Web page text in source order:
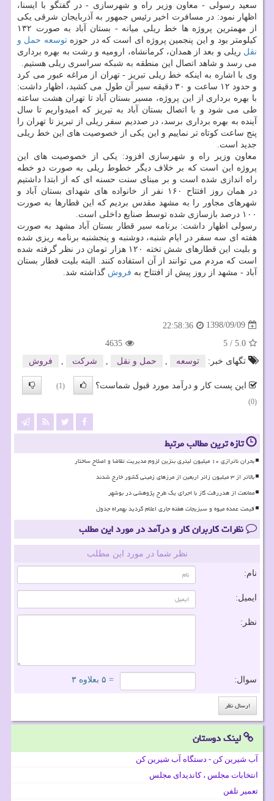
سعید رسولی - معاون وزیر راه و شهرسازی - در گفتگو با ایسنا،
اظهار نمود: در مسافرت اخیر رئیس جمهور به آذربایجان شرقی یكی
از مهمترین پروژه ها خط ریلی میانه - بستان آباد به صورت ۱۳۲
كیلومتر بود و این پنجمین پروژه ای است كه در حوزهتوسعه حمل و
نقل ریلی و بعد از همدان، كرمانشاه، ارومیه و رشت به بهره برداری
می رسد و شاهد اتصال این منطقه به شبكه سراسری ریلی هستیم.
وی با اشاره به اینكه خط ریلی تبریز - تهران از مراغه عبور می كرد
و حدود ۱۲ ساعت و ۳۰ دقیقه سیر آن طول می كشید، اظهار داشت:
با بهره برداری از این پروژه، مسیر بستان آباد تا تهران هشت ساعته
طی می شود و با اتصال بستان آباد به تبریز كه امیدواریم تا سال
آینده به بهره برداری برسد، در صددیم سفر ریلی از تبریز تا تهران را
پنج ساعت كوتاه تر نماییم و این یكی از خصوصیت های این خط ریلی
جدید است.
معاون وزیر راه و شهرسازی افزود: یكی از خصوصیت های این
پروژه این است كه بر خلاف دیگر خطوط ریلی به صورت دو خطه
راه اندازی شده است و بر مبنای سنت حسنه ای كه از ابتدا داشتیم
در همان روز افتتاح ۱۶۰ نفر از خانواده های شهدای بستان آباد و
شهرهای مجاور را به مشهد مقدس بردیم كه این قطارها به صورت
۱۰۰ درصد بازسازی شده توسط صنایع داخلی است.
رسولی اظهار داشت: برنامه سیر قطار بستان آباد مشهد به صورت
هفته ای سه سفر در ایام شنبه، دوشنبه و پنجشنبه برنامه ریزی شده
و بلیت این قطارهای شش تخته ۱۲۰ هزار تومان در نظر گرفته شده
است كه مردم می توانند از آن استفاده كنند. البته بلیت قطار بستان
آباد - مشهد از روز پیش از افتتاح به فروش گذاشته شد.
1398/09/09
22:58:36
5.0
/
5
4635
تگهای خبر:
توسعه , حمل و نقل , شركت , فروش
این پست کار و درآمد مورد قبول شماست؟
(1)
(0)
تازه ترین مطالب مرتبط
بحران ناترازی ۱۰ میلیون لیتری بنزین لزوم مدیریت تقاضا و اصلاح ساختار
بالاتر از ۳ میلیون زائر اربعین از مرزهای زمینی کشور خارج شدند
ممانعت از هدررفت گاز با اجرای یک طرح پژوهشی در بوشهر
قیمت عمده میوه و سبزیجات هفته جاری اعلام گردید بهمراه جدول
نظرات کاربران کار و درآمد در مورد این مطلب
نظر شما در مورد این مطلب
نام:
ایمیل:
نظر:
سوال: = ۵ بعلاوه ۳
لینک دوستان
آب شیرین کن - دستگاه آب شیرین کن
انتخابات مجلس ، کاندیدای مجلس
تعمیر تلفن